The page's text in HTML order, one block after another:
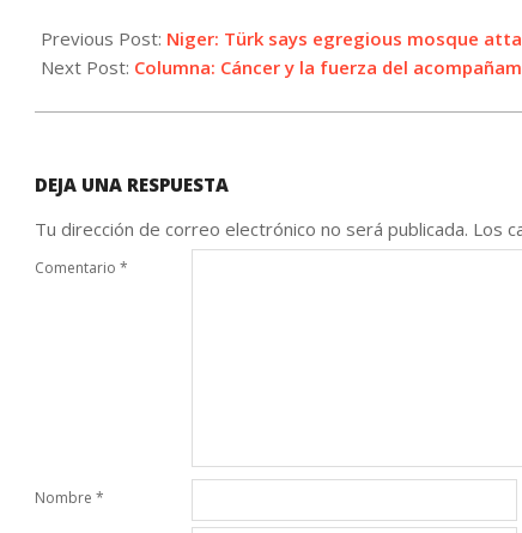
03-
26
Previous Post: Niger: Türk says egregious mosque
Next Post: Columna: Cáncer y la fuerza del
DEJA UNA RESPUESTA
Tu dirección de correo electrónico no será publicada. Los
Comentario *
Nombre *